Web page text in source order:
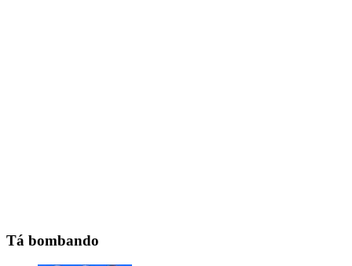
Tá bombando